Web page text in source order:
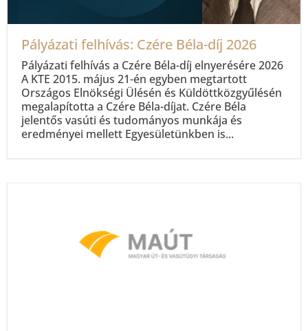
Pályázati felhívás: Czére Béla-díj 2026
Pályázati felhívás a Czére Béla-díj elnyerésére 2026
A KTE 2015. május 21-én egyben megtartott
Országos Elnökségi Ülésén és Küldöttközgyűlésén
megalapította a Czére Béla-díjat. Czére Béla
jelentős vasúti és tudományos munkája és
eredményei mellett Egyesületünkben is...